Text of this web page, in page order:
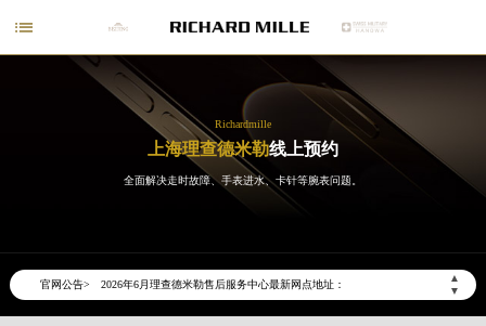

Richardmille
上海理查德米勒线上预约
全面解决走时故障、手表进水、卡针等腕表问题。
官网公告>
▲
▼
2026年6月上海市理查德米勒官方售后客户服务热线：400-006-0073
2026年6月理查德米勒售后服务中心最新网点地址：
上海市徐汇区虹桥路3号港汇中心写字楼2座37层3705室（需提前预约）